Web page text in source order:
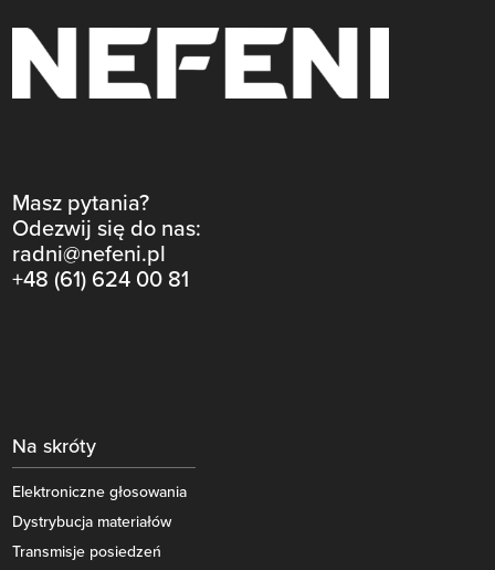
Masz pytania?
Odezwij się do nas:
radni@nefeni.pl
+48 (61) 624 00 81
Na skróty
Elektroniczne głosowania
Dystrybucja materiałów
Transmisje posiedzeń